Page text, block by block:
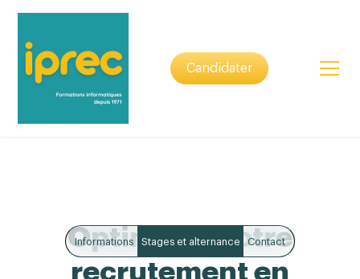
Candidater
Informations Stages et alternance Contact
Optimisez votre
recrutement en